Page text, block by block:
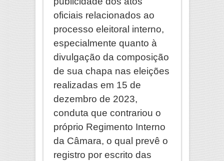
oficiais relacionados ao
processo eleitoral interno,
especialmente quanto à
divulgação da composição
de sua chapa nas eleições
realizadas em 15 de
dezembro de 2023,
conduta que contrariou o
próprio Regimento Interno
da Câmara, o qual prevê o
registro por escrito das